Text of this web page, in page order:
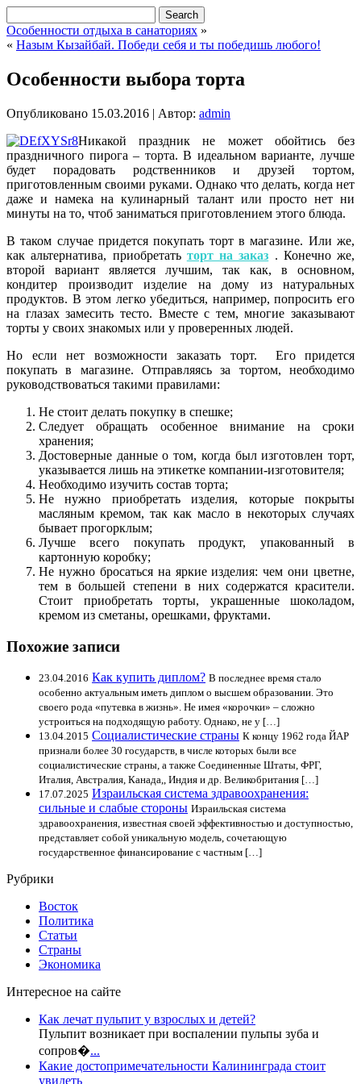
Особенности отдыха в санаториях »
« Назым Кызайбай. Победи себя и ты победишь любого!
Особенности выбора торта
Опубликовано 15.03.2016 | Автор: admin
Никакой праздник не может обойтись без
праздничного пирога – торта. В идеальном варианте, лучше
будет порадовать родственников и друзей тортом,
приготовленным своими руками. Однако что делать, когда нет
даже и намека на кулинарный талант или просто нет ни
минуты на то, чтоб заниматься приготовлением этого блюда.
В таком случае придется покупать торт в магазине. Или же,
как альтернатива, приобретать торт на заказ . Конечно же,
второй вариант является лучшим, так как, в основном,
кондитер производит изделие на дому из натуральных
продуктов. В этом легко убедиться, например, попросить его
на глазах замесить тесто. Вместе с тем, многие заказывают
торты у своих знакомых или у проверенных людей.
Но если нет возможности заказать торт. Его придется
покупать в магазине. Отправляясь за тортом, необходимо
руководствоваться такими правилами:
Не стоит делать покупку в спешке;
Следует обращать особенное внимание на сроки
хранения;
Достоверные данные о том, когда был изготовлен торт,
указывается лишь на этикетке компании-изготовителя;
Необходимо изучить состав торта;
Не нужно приобретать изделия, которые покрыты
масляным кремом, так как масло в некоторых случаях
бывает прогорклым;
Лучше всего покупать продукт, упакованный в
картонную коробку;
Не нужно бросаться на яркие изделия: чем они цветне,
тем в большей степени в них содержатся красители.
Стоит приобретать торты, украшенные шоколадом,
кремом из сметаны, орешками, фруктами.
Похожие записи
23.04.2016 Как купить диплом? В последнее время стало
особенно актуальным иметь диплом о высшем образовании. Это
своего рода «путевка в жизнь». Не имея «корочки» – сложно
устроиться на подходящую работу. Однако, не у […]
13.04.2015 Социалистические страны К концу 1962 года ЙАР
признали более 30 государств, в числе которых были все
социалистические страны, а также Соединенные Штаты, ФРГ,
Италия, Австралия, Канада,, Индия и др. Великобритания […]
17.07.2025 Израильская система здравоохранения:
сильные и слабые стороны Израильская система
здравоохранения, известная своей эффективностью и доступностью,
представляет собой уникальную модель, сочетающую
государственное финансирование с частным […]
Рубрики
Восток
Политика
Статьи
Страны
Экономика
Интересное на сайте
Как лечат пульпит у взрослых и детей?
Пульпит возникает при воспалении пульпы зуба и
сопров�...
Какие достопримечательности Калининграда стоит
увидеть